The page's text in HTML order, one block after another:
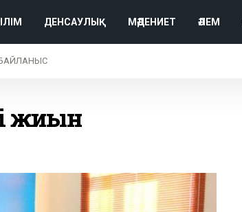
ДЕНСАУЛЫҚ МӘДЕНИЕТ ӘЛЕМ
жиын